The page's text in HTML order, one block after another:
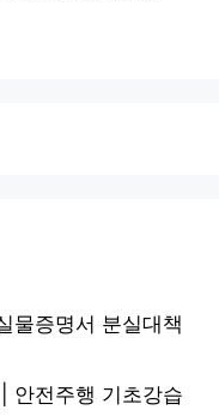
물증명서 분실대책
안전주행 기초강습